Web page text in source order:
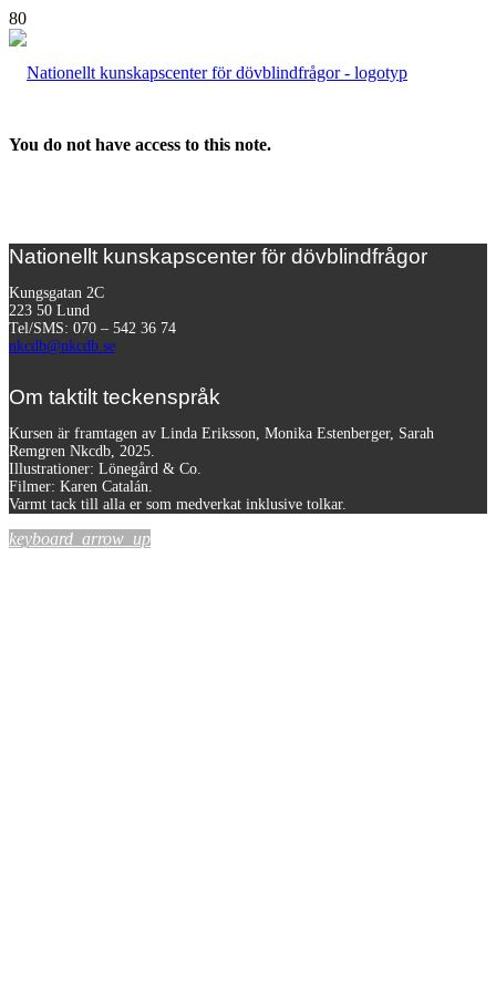
You do not have access to this note.
Nationellt kunskapscenter för dövblindfrågor
Kungsgatan 2C
223 50 Lund
Tel/SMS: 070 – 542 36 74
nkcdb@nkcdb.se
Om taktilt teckenspråk
Kursen är framtagen av Linda Eriksson, Monika Estenberger, Sarah
Remgren Nkcdb, 2025.
Illustrationer: Lönegård & Co.
Filmer: Karen Catalán.
Varmt tack till alla er som medverkat inklusive tolkar.
keyboard_arrow_up